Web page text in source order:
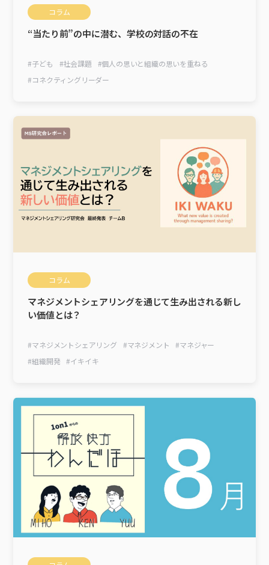
コラム
“当たり前”の中に潜む、学校の対話の不在
#子ども #社会課題 #個人の思いと組織の思いを重ねる
#コネクティングリーダー
コラム
マネジメントシェアリングを通じて生み出される新し
い価値とは？
#マネジメントシェアリング #マネジメント #マネジャー
#組織開発 #イキイキ